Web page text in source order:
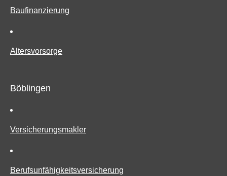
Baufinanzierung
Alters­vorsorge
Böblingen
Ver­sicherungs­makler
Berufs­unfähig­keitsversicherung